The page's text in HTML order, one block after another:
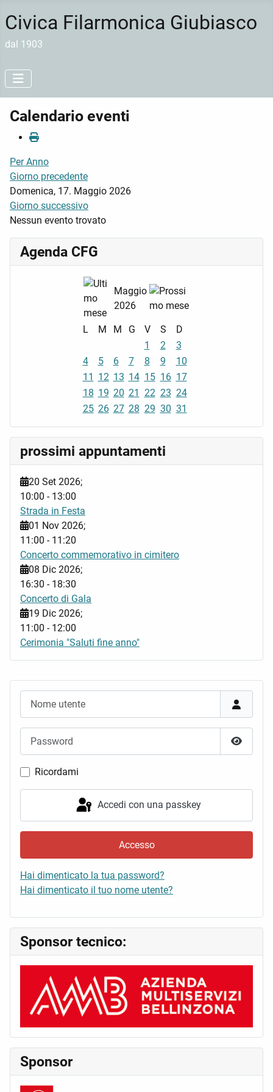
Civica Filarmonica Giubiasco
dal 1903
Mostra
Ricordami
Accedi con una passkey
Accesso
Hai dimenticato la tua password?
Hai dimenticato il tuo nome utente?
Sponsor tecnico:
Sponsor
Calendario eventi
Per Anno
Giorno precedente
Domenica, 17. Maggio 2026
Giorno successivo
Nessun evento trovato
Agenda CFG
Maggio
2026
L M M G V S
D
1
2
3
4
5 6 7 8 9
10
11 12 13 14 15 16 17
18 19 20 21 22 23 24
25 26 27 28 29 30 31
prossimi appuntamenti
20 Set 2026;
10:00 - 13:00
Strada in Festa
01 Nov 2026;
11:00 - 11:20
Concerto commemorativo in cimitero
08 Dic 2026;
16:30 - 18:30
Concerto di Gala
19 Dic 2026;
11:00 - 12:00
Cerimonia "Saluti fine anno"